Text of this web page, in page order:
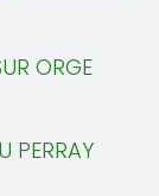
ORGE
PERRAY